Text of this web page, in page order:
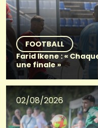
FOOTBALL
Farid Ikene : «
une finale »
02/08/2026